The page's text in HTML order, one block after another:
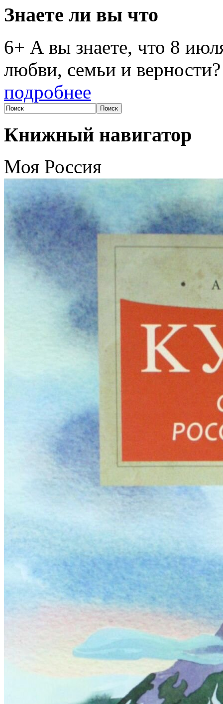
Знаете ли вы что
6+ А вы знаете, что 8
любви, семьи и верности?
подробнее
Книжный навигатор
Моя Россия